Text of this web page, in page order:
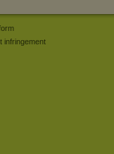
infringement